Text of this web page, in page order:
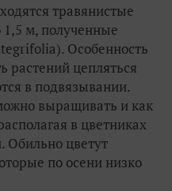
травянистые
1,5 м, полученные
Особенность
растений цепляться
в подвязывании.
выращивать и как
в цветниках
Обильно цветут
по осени низко